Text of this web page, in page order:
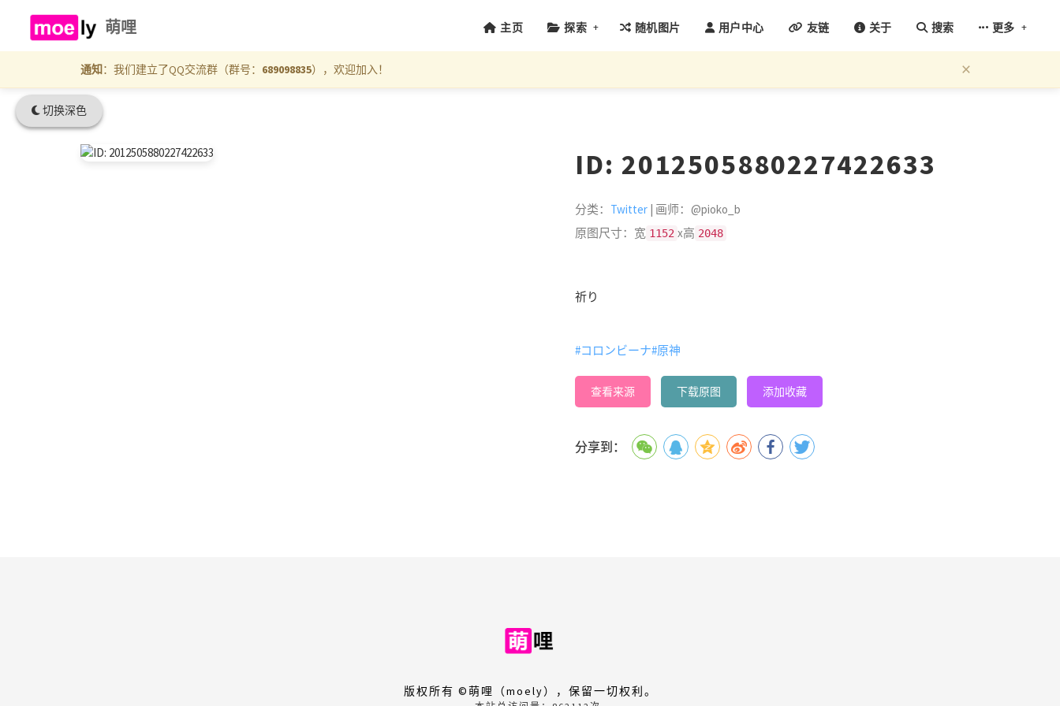
切换深色
萌哩 主页 探索 + 随机图片 用户中心 友链 关于 搜索 更多 +
通知：我们建立了QQ交流群（群号： 689098835），欢迎加入！ ×
ID: 2012505880227422633
分类： Twitter | 画师：@pioko_b
原图尺寸：宽 1152 x高 2048
祈り
#コロンビーナ#原神
查看来源 下载原图 添加收藏
分享到：
版权所有 ©萌哩（moely），保留一切权利。